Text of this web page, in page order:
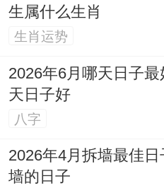
生属什么生肖
生肖运势
2026年6月哪天日子
天日子好
八字
2026年4月拆墙最佳
墙的日子